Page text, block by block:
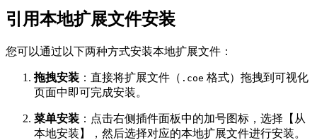
引用本地扩展文件安装
您可以通过以下两种方式安装本地扩展文件：
拖拽安装 ：直接将扩展文件（ .coe 格式）拖拽到可视化
页面中即可完成安装。
菜单安装 ：点击右侧插件面板中的加号图标，选择【从
本地安装】，然后选择对应的本地扩展文件进行安装。